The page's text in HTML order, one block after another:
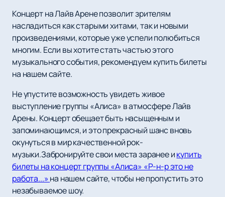
Концерт на Лайв Арене позволит зрителям
насладиться как старыми хитами, так и новыми
произведениями, которые уже успели полюбиться
многим. Если вы хотите стать частью этого
музыкального события, рекомендуем купить билеты
на нашем сайте.
Не упустите возможность увидеть живое
выступление группы «Алиса» в атмосфере Лайв
Арены. Концерт обещает быть насыщенным и
запоминающимся, и это прекрасный шанс вновь
окунуться в мир качественной рок-
музыки.Забронируйте свои места заранее икупить
билеты на концерт группы «Алиса» «Р-н-р это не
работа...» на нашем сайте, чтобы не пропустить это
незабываемое шоу.